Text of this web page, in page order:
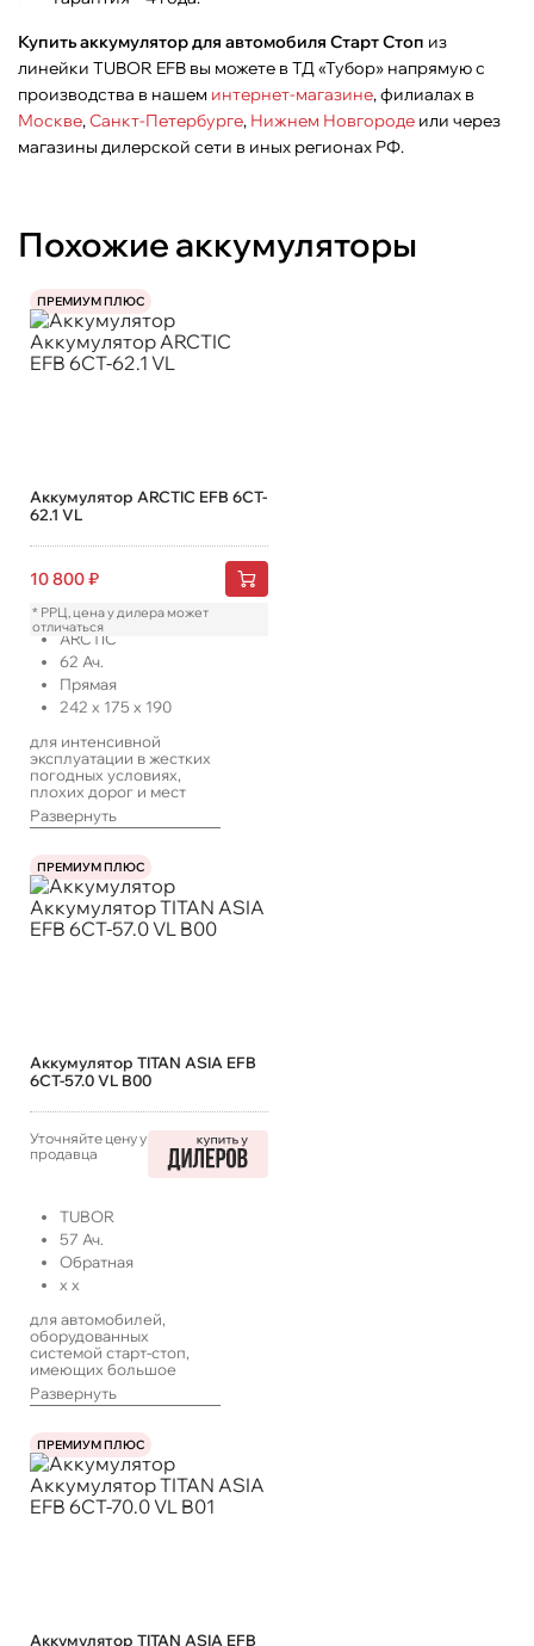
Купить аккумулятор для автомобиля Старт Стоп из
линейки TUBOR EFB вы можете в ТД «Тубор» напрямую с
производства в нашем интернет-магазине, филиалах в
Москве, Санкт-Петербурге, Нижнем Новгороде или через
магазины дилерской сети в иных регионах РФ.
Похожие аккумуляторы
ПРЕМИУМ ПЛЮС
Аккумулятор ARCTIC EFB 6CT-
62.1 VL
10 800₽
* РРЦ, цена у дилера может
отличаться
ARCTIC
62 Ач.
Прямая
242 x 175 x 190
для интенсивной
эксплуатации в жестких
погодных условиях,
плохих дорог и мест
хранения техники
транспорта.
Развернуть
ПРЕМИУМ ПЛЮС
Аккумулятор TITAN ASIA EFB
6СТ-57.0 VL B00
Уточняйте цену у
продавца
TUBOR
57 Ач.
Обратная
x x
для автомобилей,
оборудованных
системой старт-стоп,
имеющих большое
количество
энергопотребителей,
с длительными
простоями, а также
систем ИПБ
Развернуть
ПРЕМИУМ ПЛЮС
Аккумулятор TITAN ASIA EFB